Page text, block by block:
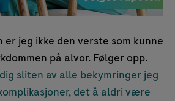
er jeg ikke den verste som kunne
på alvor. Følger opp.
sliten av alle bekymringer jeg
det å aldri være